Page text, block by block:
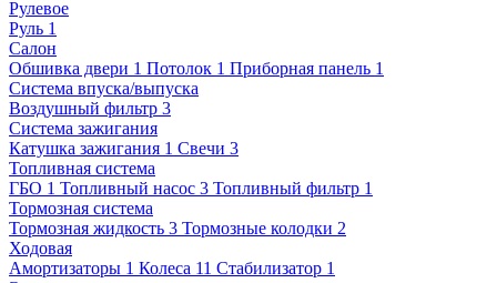
Рулевое
Руль 1
Салон
Обшивка двери 1 Потолок 1 Приборная панель 1
Система впуска/выпуска
Воздушный фильтр 3
Система зажигания
Катушка зажигания 1 Свечи 3
Топливная система
ГБО 1 Топливный насос 3 Топливный фильтр 1
Тормозная система
Тормозная жидкость 3 Тормозные колодки 2
Ходовая
Амортизаторы 1 Колеса 11 Стабилизатор 1